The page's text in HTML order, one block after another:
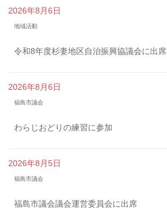
2026年8月6日
地域活動
令和8年度杉妻地区自治振興協議会に出席
2026年8月6日
福島市議会
わらじおどりの練習に参加
2026年8月5日
福島市議会
福島市議会議会運営委員会に出席